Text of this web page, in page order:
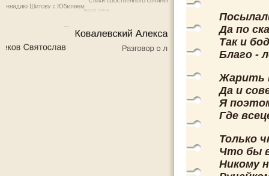
Да по
Так и
Благо -
Жарить
Да и
Я
Где
Только
Что бы
Никому